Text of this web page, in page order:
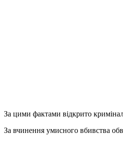
За цими фактами відкрито
За вчинення умисного вбивства